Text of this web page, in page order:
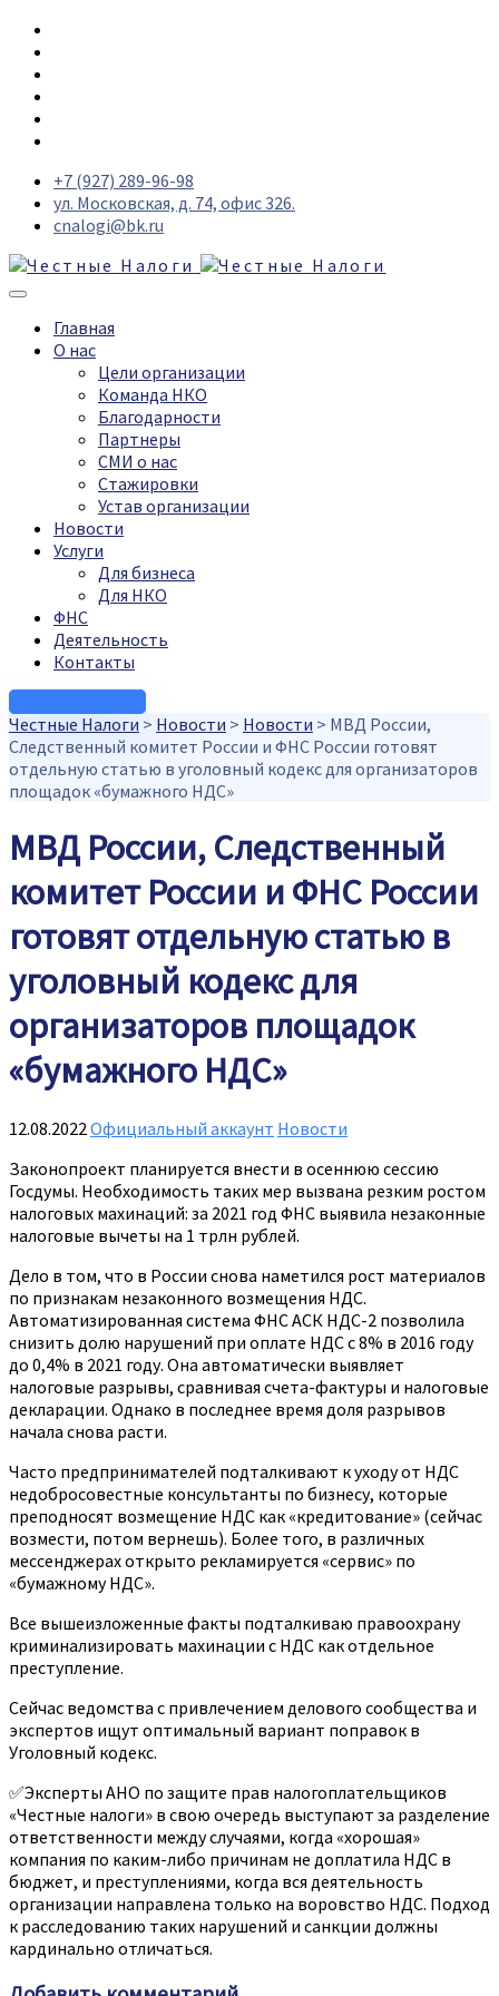
+7 (927) 289-96-98
ул. Московская, д. 74, офис 326.
cnalogi@bk.ru
Главная
О нас
Цели организации
Команда НКО
Благодарности
Партнеры
СМИ о нас
Стажировки
Устав организации
Новости
Услуги
Для бизнеса
Для НКО
ФНС
Деятельность
Контакты
Честные Налоги > Новости > Новости > МВД России,
Следственный комитет России и ФНС России готовят
отдельную статью в уголовный кодекс для организаторов
площадок «бумажного НДС»
МВД России, Следственный
комитет России и ФНС России
готовят отдельную статью в
уголовный кодекс для
организаторов площадок
«бумажного НДС»
12.08.2022Официальный аккаунт Новости
Законопроект планируется внести в осеннюю сессию
Госдумы. Необходимость таких мер вызвана резким ростом
налоговых махинаций: за 2021 год ФНС выявила незаконные
налоговые вычеты на 1 трлн рублей.
Дело в том, что в России снова наметился рост материалов
по признакам незаконного возмещения НДС.
Автоматизированная система ФНС АСК НДС-2 позволила
снизить долю нарушений при оплате НДС с 8% в 2016 году
до 0,4% в 2021 году. Она автоматически выявляет
налоговые разрывы, сравнивая счета-фактуры и налоговые
декларации. Однако в последнее время доля разрывов
начала снова расти.
Часто предпринимателей подталкивают к уходу от НДС
недобросовестные консультанты по бизнесу, которые
преподносят возмещение НДС как «кредитование» (сейчас
возмести, потом вернешь). Более того, в различных
мессенджерах открыто рекламируется «сервис» по
«бумажному НДС».
Все вышеизложенные факты подталкиваю правоохрану
криминализировать махинации с НДС как отдельное
преступление.
Сейчас ведомства с привлечением делового сообщества и
экспертов ищут оптимальный вариант поправок в
Уголовный кодекс.
✅Эксперты АНО по защите прав налогоплательщиков
«Честные налоги» в свою очередь выступают за разделение
ответственности между случаями, когда «хорошая»
компания по каким-либо причинам не доплатила НДС в
бюджет, и преступлениями, когда вся деятельность
организации направлена только на воровство НДС. Подход
к расследованию таких нарушений и санкции должны
кардинально отличаться.